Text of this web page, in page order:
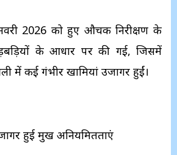
2026 को हुए औचक निरीक्षण के
के आधार पर की गई, जिसमें
में कई गंभीर खामियां उजागर हुईं।
हुई प्रमुख अनियमितताएं